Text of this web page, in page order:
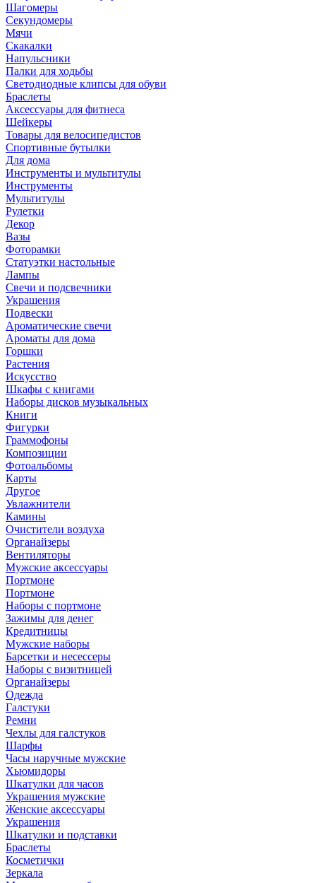
Шагомеры
Секундомеры
Мячи
Скакалки
Напульсники
Палки для ходьбы
Светодиодные клипсы для обуви
Браслеты
Аксессуары для фитнеса
Шейкеры
Товары для велосипедистов
Спортивные бутылки
Для дома
Инструменты и мультитулы
Инструменты
Мультитулы
Рулетки
Декор
Вазы
Фоторамки
Статуэтки настольные
Лампы
Свечи и подсвечники
Украшения
Подвески
Ароматические свечи
Ароматы для дома
Горшки
Растения
Искусство
Шкафы с книгами
Наборы дисков музыкальных
Книги
Фигурки
Граммофоны
Композиции
Фотоальбомы
Карты
Другое
Увлажнители
Камины
Очистители воздуха
Органайзеры
Вентиляторы
Мужские аксессуары
Портмоне
Портмоне
Наборы с портмоне
Зажимы для денег
Кредитницы
Мужские наборы
Барсетки и несессеры
Наборы с визитницей
Органайзеры
Одежда
Галстуки
Ремни
Чехлы для галстуков
Шарфы
Часы наручные мужские
Хьюмидоры
Шкатулки для часов
Украшения мужские
Женские аксессуары
Украшения
Шкатулки и подставки
Браслеты
Косметички
Зеркала